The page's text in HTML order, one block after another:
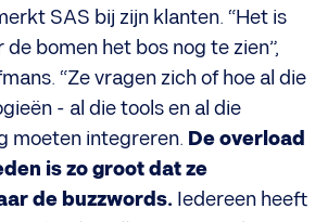
SAS bij zijn klanten. “Het is
bomen het bos nog te zien”,
“Ze vragen zich of hoe al die
- al die tools en al die
moeten integreren. De overload
is zo groot dat ze
de buzzwords. Iedereen heeft